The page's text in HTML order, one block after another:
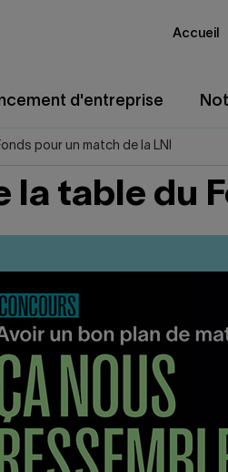
d'entreprise
Accueil
pour un match de la LNI
la table du